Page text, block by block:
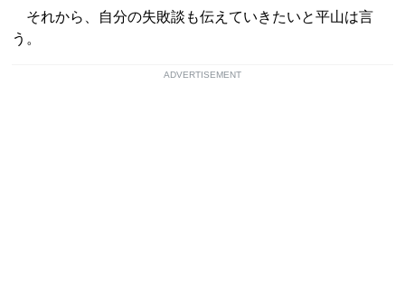
それから、自分の失敗談も伝えていきたいと平山は言
う。
ADVERTISEMENT